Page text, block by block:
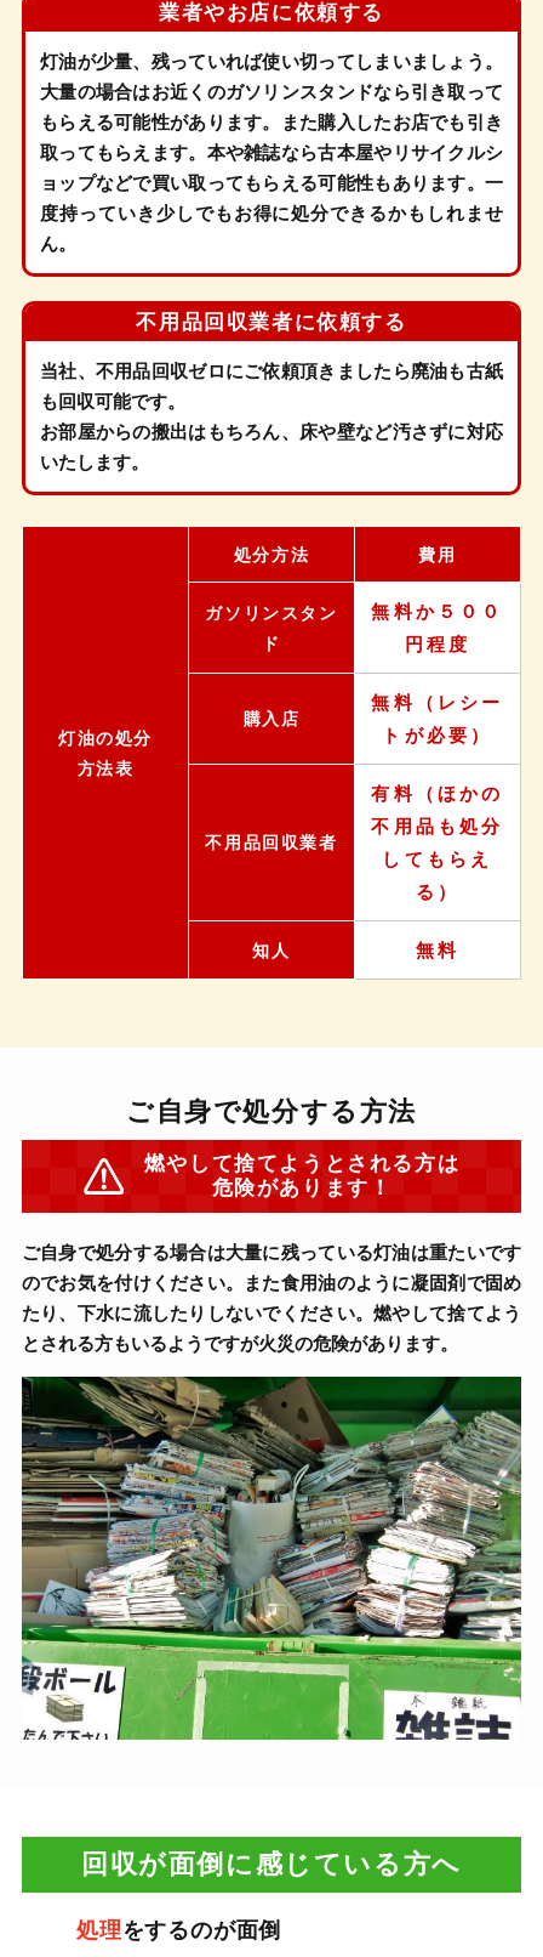
業者やお店に依頼する
灯油が少量、残っていれば使い切ってしまいましょう。
大量の場合はお近くのガソリンスタンドなら引き取って
もらえる可能性があります。また購入したお店でも引き
取ってもらえます。本や雑誌なら古本屋やリサイクルシ
ョップなどで買い取ってもらえる可能性もあります。一
度持っていき少しでもお得に処分できるかもしれませ
ん。
不用品回収業者に依頼する
当社、不用品回収ゼロにご依頼頂きましたら廃油も古紙
も回収可能です。
お部屋からの搬出はもちろん、床や壁など汚さずに対応
いたします。
灯油の処分
方法表
処分方法 費用
ガソリンスタン
ド
無料か５００
円程度
購入店
無料（レシー
トが必要）
不用品回収業者
有料（ほかの
不用品も処分
してもらえ
る）
知人 無料
ご自身で処分する方法
燃やして捨てようとされる方は
危険があります！
ご自身で処分する場合は大量に残っている灯油は重たいです
のでお気を付けください。また食用油のように凝固剤で固め
たり、下水に流したりしないでください。燃やして捨てよう
とされる方もいるようですが火災の危険があります。
回収が面倒に感じている方へ
処理をするのが面倒